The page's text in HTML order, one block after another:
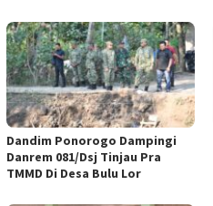
Dandim Ponorogo Dampingi
Danrem 081/Dsj Tinjau Pra
TMMD Di Desa Bulu Lor